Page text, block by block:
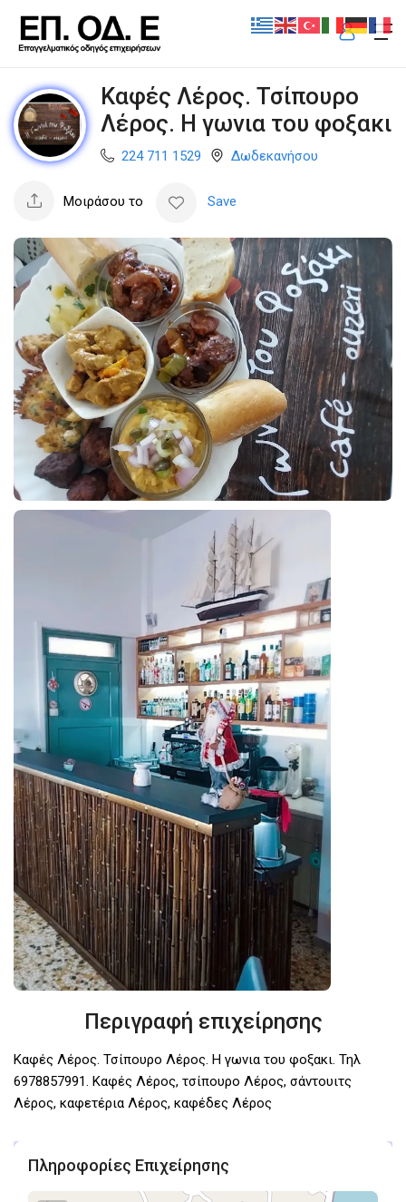
Καφές Λέρος. Τσίπουρο
Λέρος. Η γωνια του φοξακι
224 711 1529 Δωδεκανήσου
Μοιράσου το Save
Περιγραφή επιχείρησης
Καφές Λέρος. Τσίπουρο Λέρος. Η γωνια του φοξακι. Τηλ
6978857991. Καφές Λέρος, τσίπουρο Λέρος, σάντουιτς
Λέρος, καφετέρια Λέρος, καφέδες Λέρος
Πληροφορίες Επιχείρησης